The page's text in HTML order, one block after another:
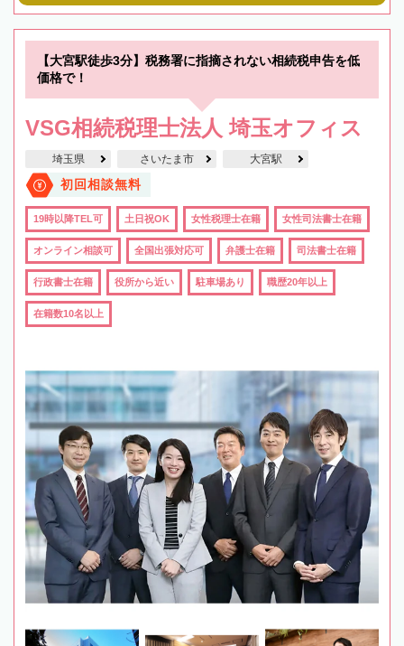
【大宮駅徒歩3分】税務署に指摘されない相続税申告を低
価格で！
VSG相続税理士法人 埼玉オフィス
埼玉県 さいたま市 大宮駅
初回相談無料
19時以降TEL可 土日祝OK 女性税理士在籍 女性司法書士在籍
オンライン相談可 全国出張対応可 弁護士在籍 司法書士在籍
行政書士在籍 役所から近い 駐車場あり 職歴20年以上
在籍数10名以上